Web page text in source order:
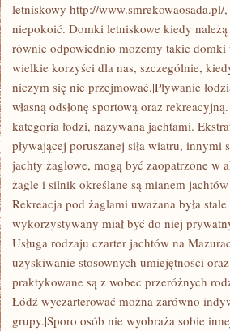
letniskowy http://
niepokoić. Domki letniskowe kiedy
równie odpowiednio możemy takie
wielkie korzyści dla nas, szczególnie,
niczym się nie przejmować.|Pływanie
własną odsłonę sportową oraz
kategoria łodzi, nazywana jachtami.
pływającej poruszanej siła wiatru,
jachty żaglowe, mogą być zaopatrzone w
żagle i silnik określane są mianem
Rekreacja pod żaglami uważana była
wykorzystywany miał być do niej
Usługa rodzaju czarter jachtów na
uzyskiwanie stosownych umiejętności
praktykowane są z wobec przeróżnych
Łódź wyczarterować można zarówno
grupy.|Sporo osób nie wyobraża sobie